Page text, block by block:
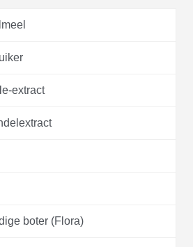
extract
boter (Flora)